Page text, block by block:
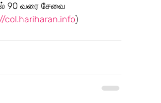
90 வரை சேவை
col.hariharan.info)